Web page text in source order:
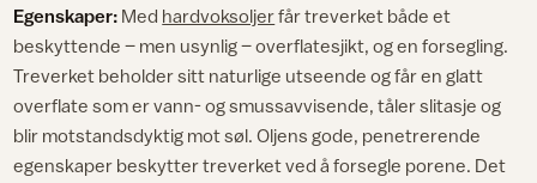
Egenskaper: Med hardvoksoljerfår treverket både et
beskyttende – men usynlig – overflatesjikt, og en forsegling.
Treverket beholder sitt naturlige utseende og får en glatt
overflate som er vann- og smussavvisende, tåler slitasje og
blir motstandsdyktig mot søl. Oljens gode, penetrerende
egenskaper beskytter treverket ved å forsegle porene. Det